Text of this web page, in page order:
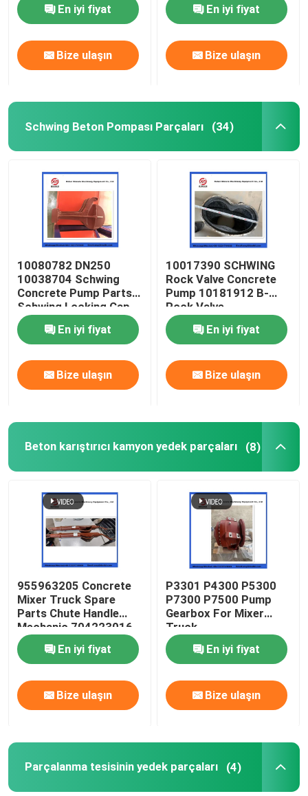
Ana sayfa
Ürünler
VİDEOLAR
Hakkımızda
Fabrika turu
Teklif isteği
PUTZMEISTER BETON POMPASI PARÇALARI
Schwing Beton Pompası Parçaları
Beton karıştırıcı kamyon yedek parçaları
Parçalanma tesisinin yedek parçaları
Beton pompası borusu
En iyi fiyat
Bize ulaşın
En iyi fiyat
Bize ulaşın
Schwing Beton Pompası Parçaları (34)
10080782 DN250
10038704 Schwing
Concrete Pump Parts
Schwing Locking Cap
En iyi fiyat
Bize ulaşın
10017390 SCHWING
Rock Valve Concrete
Pump 10181912 B-
Rock Valve
220/180/10059467
210/180En iyi fiyat
Bize ulaşın
Beton karıştırıcı kamyon yedek parçaları (8)
955963205 Concrete
Mixer Truck Spare
Parts Chute Handle
Mechanic 704223016
En iyi fiyat
Bize ulaşın
P3301 P4300 P5300
P7300 P7500 Pump
Gearbox For Mixer
Truck
En iyi fiyat
Bize ulaşın
Parçalanma tesisinin yedek parçaları (4)